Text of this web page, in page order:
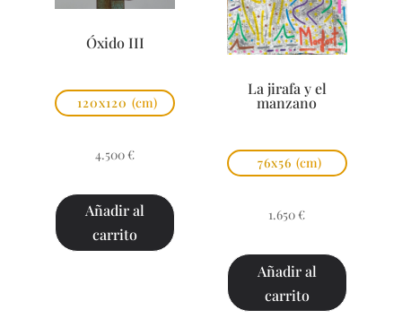
Óxido III
120x120 (cm)
4.500 €
Añadir al
carrito
La jirafa y el
manzano
76x56 (cm)
1.650 €
Añadir al
carrito